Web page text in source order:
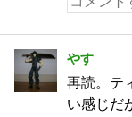
やす
再読。テ
い感じだ